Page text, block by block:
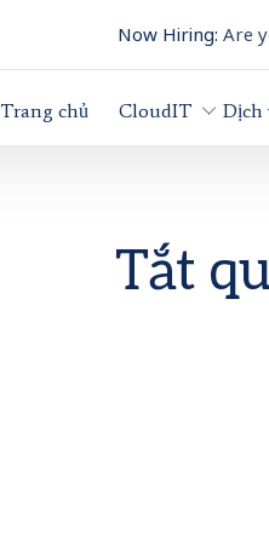
Now Hiring: Are
Trang chủ CloudIT Dịch
Tắt